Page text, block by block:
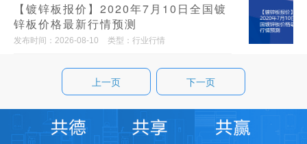
【镀锌板报价】2020年7月10日全国镀
锌板价格最新行情预测
发布时间：2026-08-10 类型：行业行情
上一页 下一页